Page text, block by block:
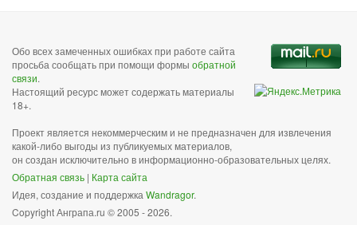
Обо всех замеченных ошибках при работе сайта
просьба сообщать при помощи формы обратной
связи.
Настоящий ресурс может содержать материалы
18+.
Проект является некоммерческим и не предназначен для извлечения
какой-либо выгоды из публикуемых материалов,
он создан исключительно в информационно-образовательных целях.
Обратная связь | Карта сайта
Идея, создание и поддержка Wandragor.
Copyright Анграпа.ru © 2005 - 2026.